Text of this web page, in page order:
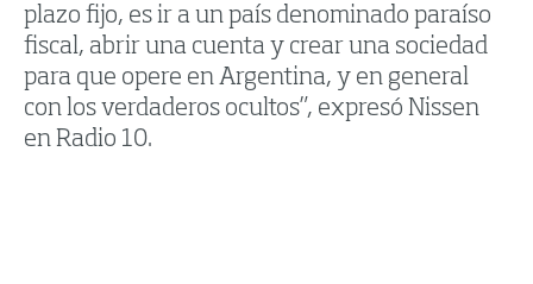
plazo fijo, es ir a un país denominado paraíso
fiscal, abrir una cuenta y crear una sociedad
para que opere en Argentina, y en general
con los verdaderos ocultos”, expresó Nissen
en Radio 10.